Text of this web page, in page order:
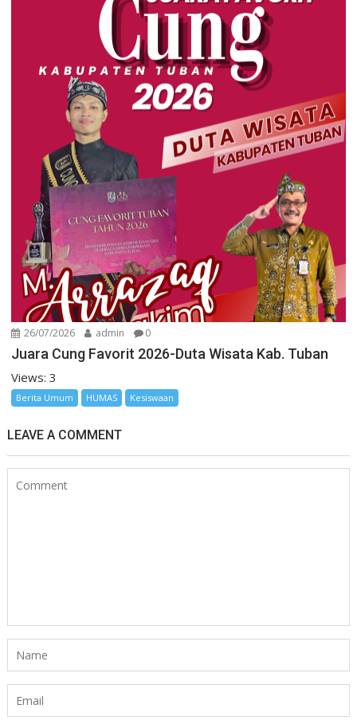
26/07/2026 admin 0
Juara Cung Favorit 2026-Duta Wisata Kab. Tuban
Views: 3
Berita Umum HUMAS Kesiswaan
LEAVE A COMMENT